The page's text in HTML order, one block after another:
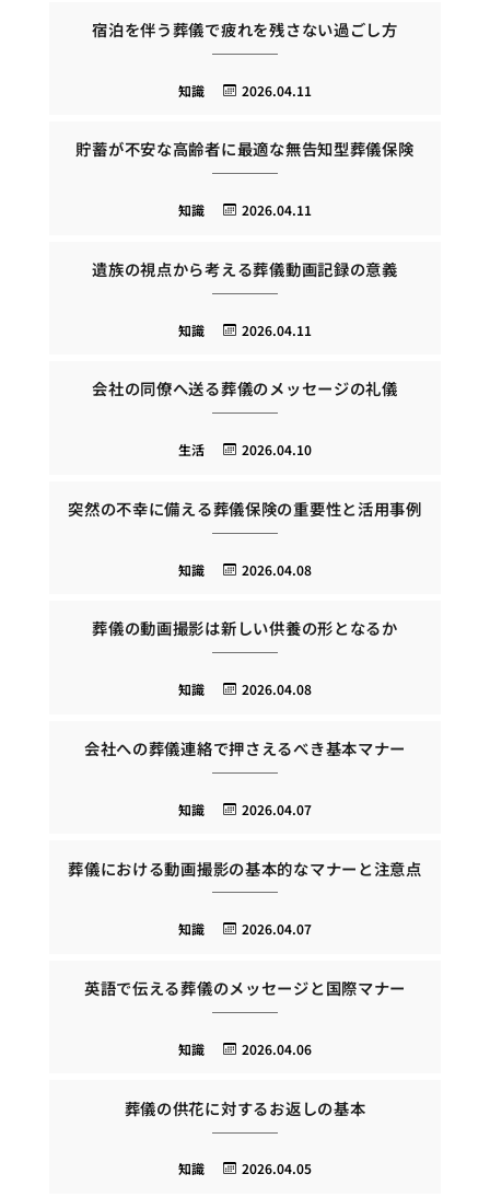
宿泊を伴う葬儀で疲れを残さない過ごし方
2026.04.11
知識
貯蓄が不安な高齢者に最適な無告知型葬儀保険
2026.04.11
知識
遺族の視点から考える葬儀動画記録の意義
2026.04.11
知識
会社の同僚へ送る葬儀のメッセージの礼儀
2026.04.10
生活
突然の不幸に備える葬儀保険の重要性と活用事例
2026.04.08
知識
葬儀の動画撮影は新しい供養の形となるか
2026.04.08
知識
会社への葬儀連絡で押さえるべき基本マナー
2026.04.07
知識
葬儀における動画撮影の基本的なマナーと注意点
2026.04.07
知識
英語で伝える葬儀のメッセージと国際マナー
2026.04.06
知識
葬儀の供花に対するお返しの基本
2026.04.05
知識